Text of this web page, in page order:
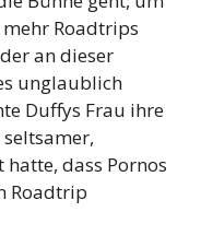
mehr Roadtrips
an dieser
unglaublich
Duffys Frau ihre
hatte, dass Pornos
Roadtrip